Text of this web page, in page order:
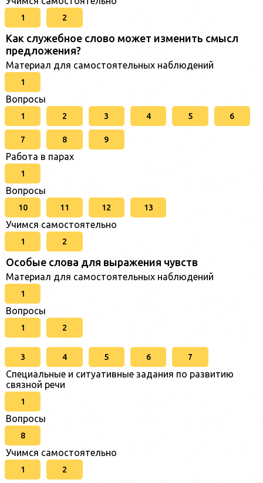
1 2
Как служебное слово может изменить смысл
предложения?
Материал для самостоятельных наблюдений
1
Вопросы
1 2 3 4 5 6
7 8 9
Работа в парах
1
Вопросы
10 11 12 13
Учимся самостоятельно
1 2
Особые слова для выражения чувств
Материал для самостоятельных наблюдений
1
Вопросы
1 2
3 4 5 6 7
Специальные и ситуативные задания по развитию
связной речи
1
Вопросы
8
Учимся самостоятельно
1 2